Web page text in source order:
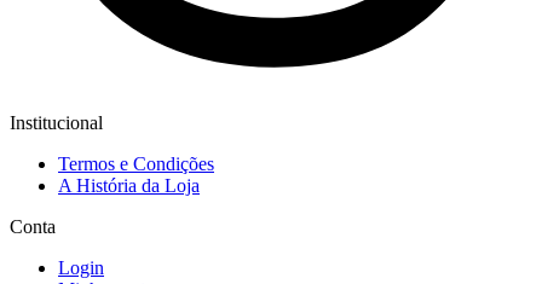
Institucional
Termos e Condições
A História da Loja
Conta
Login